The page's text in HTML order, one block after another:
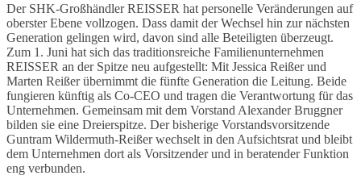
Der SHK-Großhändler REISSER hat personelle Veränderungen auf
oberster Ebene vollzogen. Dass damit der Wechsel hin zur nächsten
Generation gelingen wird, davon sind alle Beteiligten überzeugt.
Zum 1. Juni hat sich das traditionsreiche Familienunternehmen
REISSER an der Spitze neu aufgestellt: Mit Jessica Reißer und
Marten Reißer übernimmt die fünfte Generation die Leitung. Beide
fungieren künftig als Co-CEO und tragen die Verantwortung für das
Unternehmen. Gemeinsam mit dem Vorstand Alexander Bruggner
bilden sie eine Dreierspitze. Der bisherige Vorstandsvorsitzende
Guntram Wildermuth-Reißer wechselt in den Aufsichtsrat und bleibt
dem Unternehmen dort als Vorsitzender und in beratender Funktion
eng verbunden.